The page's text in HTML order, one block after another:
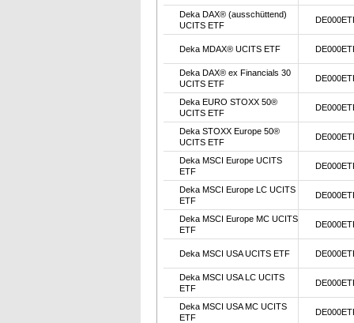
Deka DAX® (ausschüttend)
UCITS ETF
Deka MDAX® UCITS ETF
Deka DAX® ex Financials 30
UCITS ETF
Deka EURO STOXX 50®
UCITS ETF
Deka STOXX Europe 50®
UCITS ETF
Deka MSCI Europe UCITS
ETF
Deka MSCI Europe LC UCITS
ETF
Deka MSCI Europe MC UCITS
ETF
Deka MSCI USA UCITS ETF
Deka MSCI USA LC UCITS
ETF
Deka MSCI USA MC UCITS
ETF